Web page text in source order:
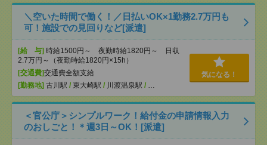
＼空いた時間で働く！／日払いOK×1勤務2.7万円も
可！施設での見回りなど[派遣]
[給 与] 時給1500円～ 夜勤時給1820円～ 日収
2.7万円～（夜勤時給1820円×15h）
[交通費]交通費全額支給
[勤務地] 古川駅 / 東大崎駅 / 川渡温泉駅 / …
気になる！
＜官公庁＞シンプルワーク！給付金の申請情報入力
のおしごと！＊週3日～OK！[派遣]